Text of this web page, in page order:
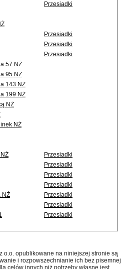
Przesiadki
Przesiadki
Przesiadki
Przesiadki
57 NŻ
95 NŻ
143 NŻ
199 NŻ
NŻ
NŻ
Przesiadki
Przesiadki
Przesiadki
Przesiadki
NŻ
Przesiadki
Przesiadki
Przesiadki
o.o. opublikowane na niniejszej stronie są
i rozpowszechnianie ich bez pisemnej
celów innych niż potrzeby własne jest